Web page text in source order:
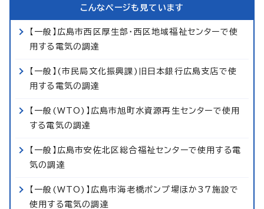
こんなページも見ています
【一般】広島市西区厚生部・西区地域福祉センターで使
用する電気の調達
【一般】(市民局文化振興課)旧日本銀行広島支店で使
用する電気の調達
【一般(WTO)】広島市旭町水資源再生センターで使用
する電気の調達
【一般】広島市安佐北区総合福祉センターで使用する電
気の調達
【一般(WTO)】広島市海老橋ポンプ場ほか37施設で
使用する電気の調達